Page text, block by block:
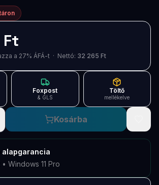
Ft
a 27% ÁFÁ-t · Nettó: 32 265 Ft
Foxpost
& GLS
Töltő
mellékelve
Kosárba
alapgarancia
Windows 11 Pro